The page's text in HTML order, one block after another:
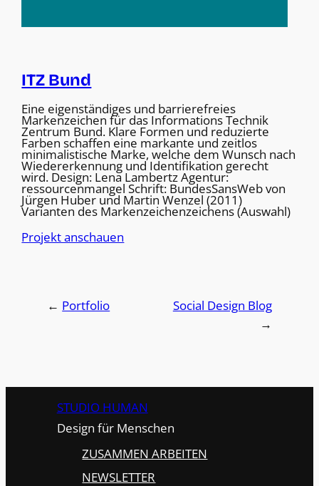
ITZ Bund
Eine eigenständiges und barrierefreies
Markenzeichen für das Informations Technik
Zentrum Bund. Klare Formen und reduzierte
Farben schaffen eine markante und zeitlos
minimalistische Marke, welche dem Wunsch nach
Wiedererkennung und Identifikation gerecht
wird. Design: Lena Lambertz Agentur:
ressourcenmangel Schrift: BundesSansWeb von
Jürgen Huber und Martin Wenzel (2011)
Varianten des Markenzeichenzeichens (Auswahl)
Projekt anschauen
← Portfolio
Social Design Blog
→
STUDIO HUMAN
Design für Menschen
ZUSAMMEN ARBEITEN
NEWSLETTER